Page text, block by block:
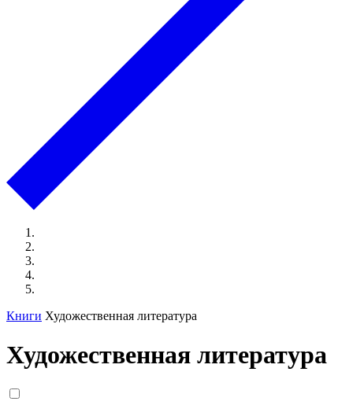
Книги Художественная литература
Художественная литература